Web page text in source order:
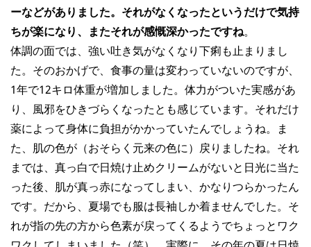
ーなどがありました。それがなくなったというだけで気持
ちが楽になり、またそれが感慨深かったですね。
体調の面では、強い吐き気がなくなり下痢も止まりまし
た。そのおかげで、食事の量は変わっていないのですが、
1年で12キロ体重が増加しました。体力がついた実感があ
り、風邪をひきづらくなったとも感じています。それだけ
薬によって身体に負担がかかっていたんでしょうね。ま
た、肌の色が（おそらく元来の色に）戻りましたね。それ
までは、真っ白で日焼け止めクリームがないと日光に当た
った後、肌が真っ赤になってしまい、かなりつらかったん
です。だから、夏場でも服は長袖しか着ませんでした。そ
れが指の先の方から色素が戻ってくるようでちょっとワク